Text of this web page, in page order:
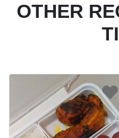
OTHER